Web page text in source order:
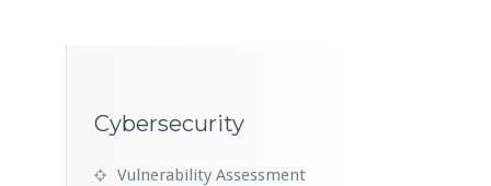
Cybersecurity
Vulnerability Assessment